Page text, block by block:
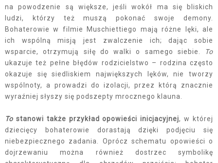
na powodzenie są większe, jeśli wokół ma się bliskich
ludzi, którzy też muszą pokonać swoje demony.
Bohaterowie w filmie Muschiettiego mają różne lęki, ale
ich wspólną misją jest zwalczenie ich; dając sobie
wsparcie, otrzymują siłę do walki o samego siebie.
To
ukazuje też pełne błędów rodzicielstwo – rodzina często
okazuje się siedliskiem największych lęków, nie tworzy
wspólnoty, a prowadzi do izolacji, przez którą znacznie
wyraźniej słyszy się podszepty mrocznego klauna.
To stanowi także przykład opowieści inicjacyjnej, w której
dziecięcy bohaterowie dorastają dzięki podjęciu się
niebezpiecznego zadania. Oprócz schematu opowieści o
dojrzewaniu można również dostrzec symbolikę